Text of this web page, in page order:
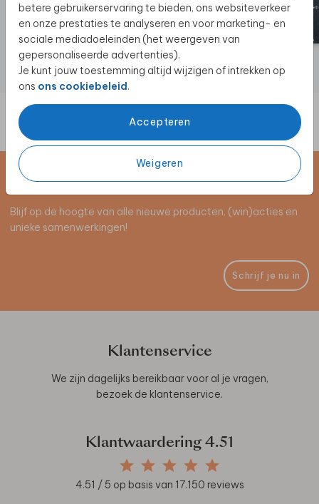
betere gebruikerservaring te bieden, ons websiteverkeer
en onze prestaties te analyseren en voor marketing- en
sociale mediadoeleinden (het weergeven van
gepersonaliseerde advertenties).
Je kunt jouw toestemming altijd wijzigen of intrekken op
ons ons cookiebeleid.
Accepteren
Weigeren
Schrijf je in voor de nieuwsbrief
Blijf op de hoogte van alle nieuwe producten, (win)acties en
unieke samenwerkingen!
Schrijf je nu in
Klantenservice
We zijn dagelijks bereikbaar voor al je vragen,
bezoek de klantenservice.
Klantwaardering 4.51
4.51 / 5 op basis van 17.150 reviews